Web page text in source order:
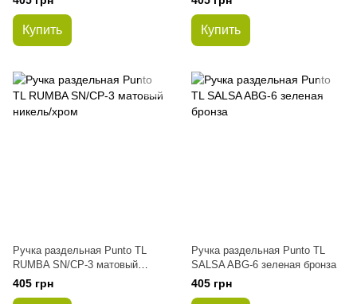
Купить Купить
Ручка раздельная Punto ТL
RUMBA SN/CP-3 матовый
никель/хром
405 грн
Ручка раздельная Punto ТL
SALSA ABG-6 зеленая бронза
405 грн